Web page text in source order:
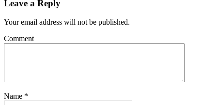
Leave a Reply
Your email address will not be published.
Comment
Name *